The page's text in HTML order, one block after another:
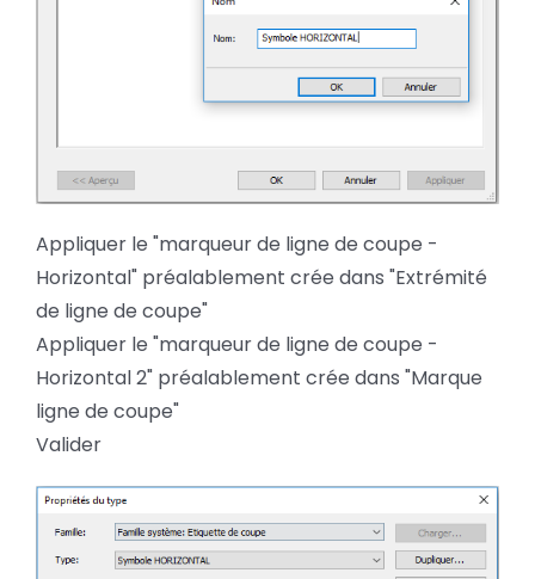
Appliquer le "marqueur de ligne de coupe -
Horizontal" préalablement crée dans "Extrémité
de ligne de coupe"
Appliquer le "marqueur de ligne de coupe -
Horizontal 2" préalablement crée dans "Marque
ligne de coupe"
Valider